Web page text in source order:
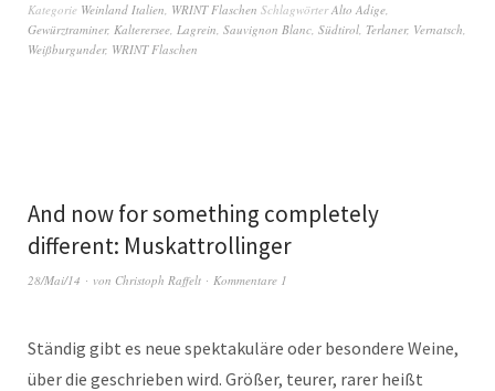
Kategorie Weinland Italien, WRINT Flaschen SchlagwörterAlto Adige,
Gewürztraminer, Kalterersee, Lagrein, Sauvignon Blanc, Südtirol, Terlaner, Vernatsch,
Weißburgunder, WRINT Flaschen
And now for something completely
different: Muskattrollinger
28/Mai/14 von Christoph Raffelt Kommentare 1
Ständig gibt es neue spektakuläre oder besondere Weine,
über die geschrieben wird. Größer, teurer, rarer heißt